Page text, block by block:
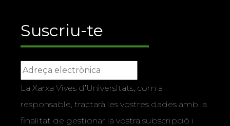
Suscriu-te
La Xarxa Vives d’Universitats, com a
responsable, tractarà les vostres dades amb la
finalitat de gestionar la vostra subscripció i